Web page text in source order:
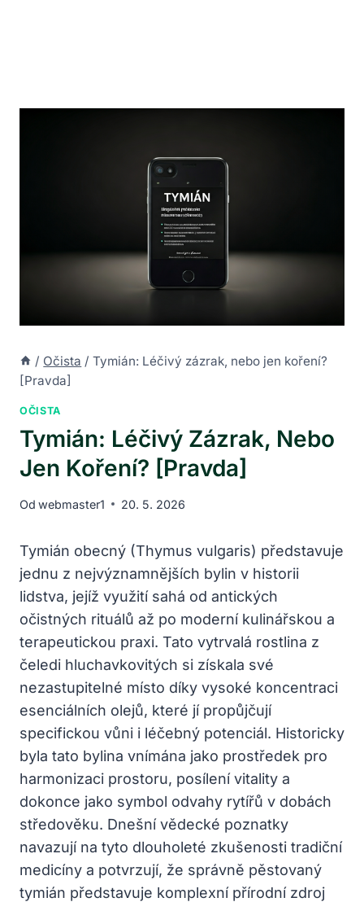
/ Očista / Tymián: Léčivý zázrak, nebo jen koření?
[Pravda]
OČISTA
Tymián: Léčivý Zázrak, Nebo
Jen Koření? [Pravda]
Od webmaster1 20. 5. 2026
Tymián obecný (Thymus vulgaris) představuje
jednu z nejvýznamnějších bylin v historii
lidstva, jejíž využití sahá od antických
očistných rituálů až po moderní kulinářskou a
terapeutickou praxi. Tato vytrvalá rostlina z
čeledi hluchavkovitých si získala své
nezastupitelné místo díky vysoké koncentraci
esenciálních olejů, které jí propůjčují
specifickou vůni i léčebný potenciál. Historicky
byla tato bylina vnímána jako prostředek pro
harmonizaci prostoru, posílení vitality a
dokonce jako symbol odvahy rytířů v dobách
středověku. Dnešní vědecké poznatky
navazují na tyto dlouholeté zkušenosti tradiční
medicíny a potvrzují, že správně pěstovaný
tymián představuje komplexní přírodní zdroj